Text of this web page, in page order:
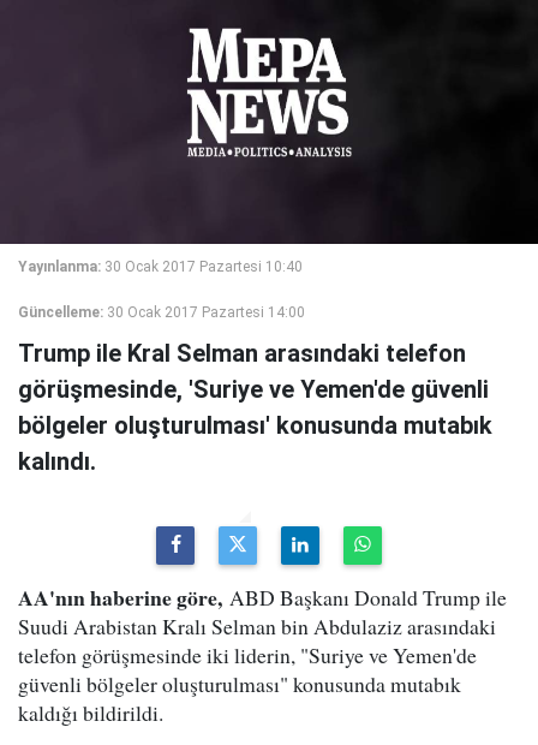
Yayınlanma: 30 Ocak 2017 Pazartesi 10:40
Güncelleme: 30 Ocak 2017 Pazartesi 14:00
Trump ile Kral Selman arasındaki telefon
görüşmesinde, 'Suriye ve Yemen'de güvenli
bölgeler oluşturulması' konusunda mutabık
kalındı.
AA'nın haberine göre, ABD Başkanı Donald Trump ile
Suudi Arabistan Kralı Selman bin Abdulaziz arasındaki
telefon görüşmesinde iki liderin, "Suriye ve Yemen'de
güvenli bölgeler oluşturulması" konusunda mutabık
kaldığı bildirildi.